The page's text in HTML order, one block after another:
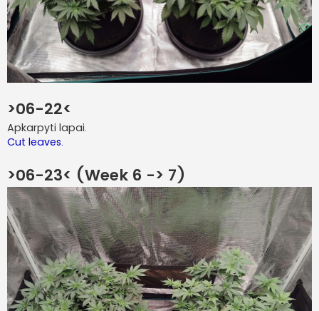
>06-22<
Apkarpyti lapai.
Cut leaves.
>06-23< (Week 6 -> 7)